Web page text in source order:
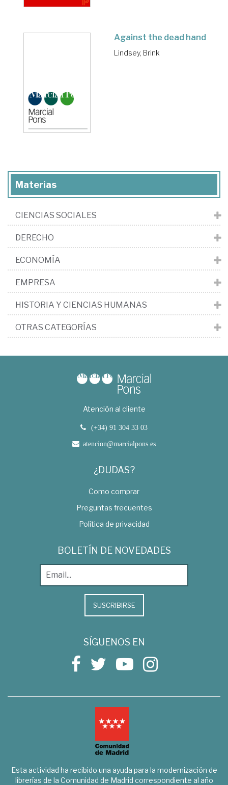
Against the dead hand
Lindsey, Brink
Materias
CIENCIAS SOCIALES
DERECHO
ECONOMÍA
EMPRESA
HISTORIA Y CIENCIAS HUMANAS
OTRAS CATEGORÍAS
Atención al cliente
(+34) 91 304 33 03
atencion@marcialpons.es
¿DUDAS?
Como comprar
Preguntas frecuentes
Política de privacidad
BOLETÍN DE NOVEDADES
SUSCRIBIRSE
SÍGUENOS EN
Esta actividad ha recibido una ayuda para la modernización de
librerías de la Comunidad de Madrid correspondiente al año